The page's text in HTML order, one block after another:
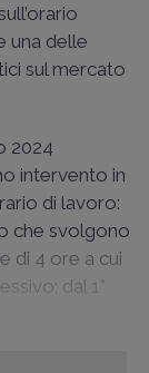
una delle
sul mercato
2024
intervento in
di lavoro:
che svolgono
di 4 ore a cui
dal 1°